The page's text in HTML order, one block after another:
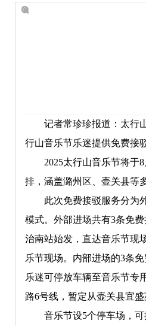
记者常珍珍报道：太行山
行山音乐节乐迷提供免费接
2025太行山音乐节将于8
排，涵盖潞州区、壶关县等
此次免费接驳服务分为外
模式。外部进场共有3条免
治南站始发，直达音乐节现
乐节现场。内部进场的3条
乐迷可停放车辆至音乐节
路6号线，暂定从壶关县宜
音乐节设5个停车场，可提